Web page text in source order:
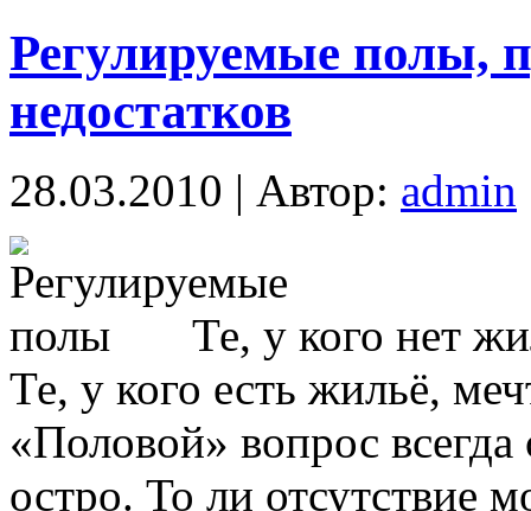
Регулируемые полы,
недостатков
28.03.2010 | Автор: admin
Те, у кого нет
Те, у кого есть жильё,
«Половой» вопрос
остро. То ли отсутствие